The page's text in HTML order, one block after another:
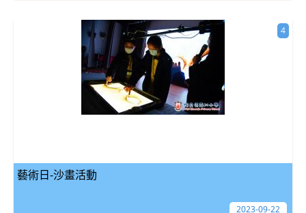
藝術日-沙畫活動
4
2023-09-22